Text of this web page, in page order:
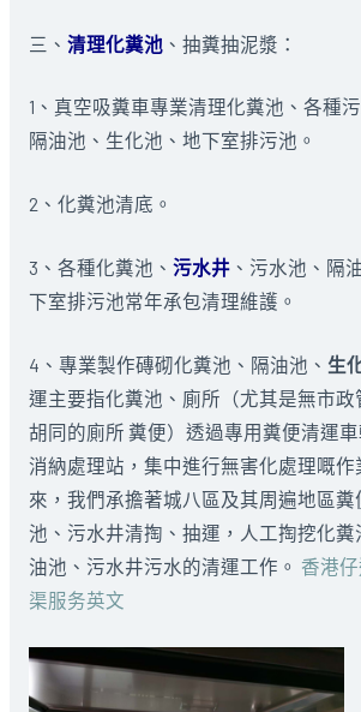
三、 清理化糞池 、抽糞抽泥漿：
1、真空吸糞車專業清理化糞池、各種污
隔油池、生化池、地下室排污池。
2、化糞池清底。
3、各種化糞池、 污水井、污水池、隔
下室排污池常年承包清理維護。
4、專業製作磚砌化糞池、隔油池、 生
運主要指化糞池、廁所（尤其是無市
胡同的廁所 糞便）透過專用糞便清運
消納處理站，集中進行無害化處理嘅作
來，我們承擔著城八區及其周遍地區
池、污水井清掏、抽運，人工掏挖化
油池、污水井污水的清運工作。 香港
渠服务英文